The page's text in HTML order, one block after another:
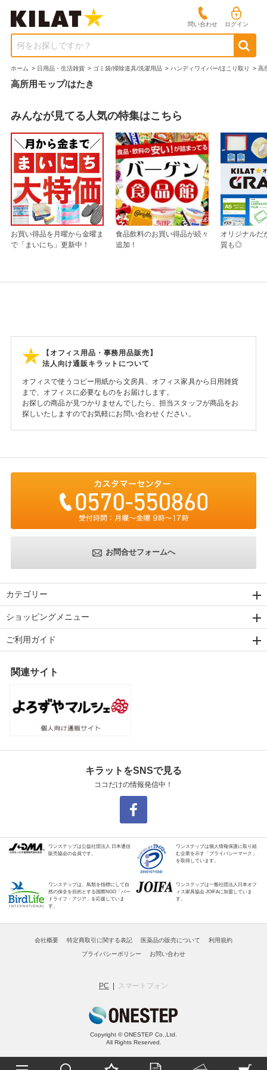
問い合わせ ログイン
何をお探しですか？
ホーム > 日用品・生活雑貨 > ゴミ袋/掃除道具/洗濯用品 > ハンディワイパー/ほこり取り > 高
高所用モップ/はたき
みんなが見てる人気の特集はこちら
お買い得品を月曜から金曜ま
で「まいにち」更新中！
食品飲料のお買い得品が続々
追加！
オリジナルだ
質も◎
【オフィス用品・事務用品販売】
法人向け通販キラットについて
オフィスで使うコピー用紙から文房具、オフィス家具から日用雑貨
まで、オフィスに必要なものをお届けします。
お探しの商品が見つかりませんでしたら、担当スタッフが商品をお
探しいたしますのでお気軽にお問い合わせください。
お問合せフォームへ
カテゴリー
ショッピングメニュー
ご利用ガイド
関連サイト
キラットをSNSで見る
ココだけの情報発信中！
ワンステップは公益社団法人 日本通信
販売協会の会員です。
ワンステップは個人情報保護に取り組
む企業を示す「プライバシーマーク」
を取得しています。
ワンステップは、鳥類を指標にして自
然の保全を目的とする国際NGO「バー
ドライフ・アジア」を応援していま
す。
ワンステップは一般社団法人日本オフ
ィス家具協会 JOIFAに加盟していま
す。
会社概要 特定商取引に関する表記 医薬品の販売について 利用規約
プライバシーポリシー お問い合わせ
PC スマートフォン
Copyright © ONESTEP Co.,Ltd.
All Rights Reserved.